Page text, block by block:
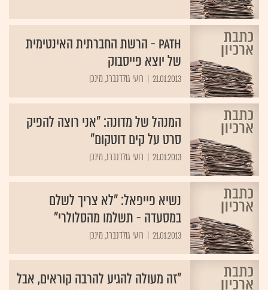
Path - הרשת החברתית האינטימית
של יוצא פייסבוק
21.01.2013 רועי גולדנברג, מינכן
המנהל של מדונה: "אני רוצה להפיק
סרט על קים דוטקום"
21.01.2013 רועי גולדנברג, מינכן
נשיא פייפאל: "לא צריך לשלם
במסעדה - תשלמו מהסלולרי"
21.01.2013 רועי גולדנברג, מינכן
"זה מעולה להגיע להרבה קוראים, אבל